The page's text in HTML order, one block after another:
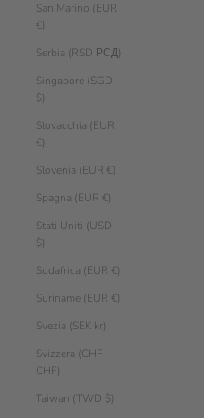
San Marino (EUR
€)
Serbia (RSD РСД)
Singapore (SGD
$)
Slovacchia (EUR
€)
Slovenia (EUR €)
Spagna (EUR €)
Stati Uniti (USD
$)
Sudafrica (EUR €)
Suriname (EUR €)
Svezia (SEK kr)
Svizzera (CHF
CHF)
Taiwan (TWD $)